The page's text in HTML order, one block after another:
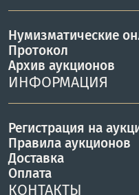
Нумизматические
Протокол
Архив аукционов
ИНФОРМАЦИЯ
Регистрация на
Правила аукционов
Доставка
Оплата
КОНТАКТЫ